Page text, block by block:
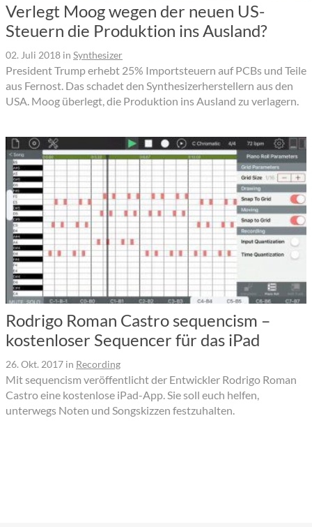
Verlegt Moog wegen der neuen US-
Steuern die Produktion ins Ausland?
02. Juli 2018 in Synthesizer
President Trump erhebt 25% Importsteuern auf PCBs und Teile
aus Fernost. Das schadet den Synthesizerherstellern aus den
USA. Moog überlegt, die Produktion ins Ausland zu verlagern.
Rodrigo Roman Castro sequencism –
kostenloser Sequencer für das iPad
26. Okt. 2017 in Recording
Mit sequencism veröffentlicht der Entwickler Rodrigo Roman
Castro eine kostenlose iPad-App. Sie soll euch helfen,
unterwegs Noten und Songskizzen festzuhalten.